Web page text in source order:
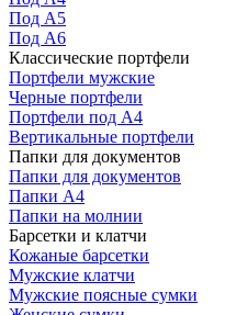
Под А5
Под А6
Классические портфели
Портфели мужские
Черные портфели
Портфели под А4
Вертикальные портфели
Папки для документов
Папки для документов
Папки А4
Папки на молнии
Барсетки и клатчи
Кожаные барсетки
Мужские клатчи
Мужские поясные сумки